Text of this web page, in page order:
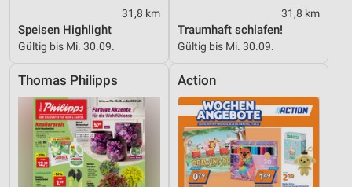
31,8 km
Speisen Highlight
Gültig bis Mi. 30.09.
31,8 km
Traumhaft schlafen!
Gültig bis Mi. 30.09.
Thomas Philipps Action